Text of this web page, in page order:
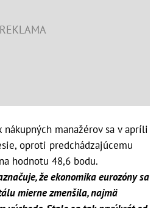
nákupných manažérov sa v apríli
oproti predchádzajúcemu
hodnotu 48,6 bodu.
že ekonomika eurozóny sa
mierne zmenšila, najmä